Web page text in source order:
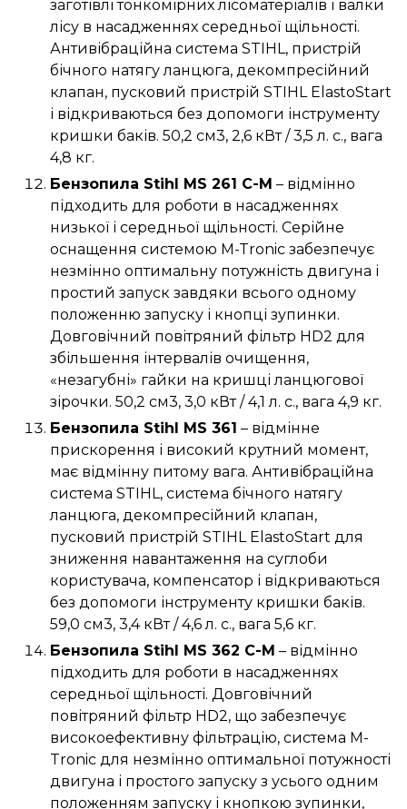
заготівлі тонкомірних лісоматеріалів і валки
лісу в насадженнях середньої щільності.
Антивібраційна система STIHL, пристрій
бічного натягу ланцюга, декомпресійний
клапан, пусковий пристрій STIHL ElastoStart
і відкриваються без допомоги інструменту
кришки баків. 50,2 см3, 2,6 кВт / 3,5 л. с., вага
4,8 кг.
Бензопила Stihl MS 261 C-M – відмінно
підходить для роботи в насадженнях
низької і середньої щільності. Серійне
оснащення системою M-Tronic забезпечує
незмінно оптимальну потужність двигуна і
простий запуск завдяки всього одному
положенню запуску і кнопці зупинки.
Довговічний повітряний фільтр HD2 для
збільшення інтервалів очищення,
«незагубні» гайки на кришці ланцюгової
зірочки. 50,2 см3, 3,0 кВт / 4,1 л. с., вага 4,9 кг.
Бензопила Stihl MS 361 – відмінне
прискорення і високий крутний момент,
має відмінну питому вага. Антивібраційна
система STIHL, система бічного натягу
ланцюга, декомпресійний клапан,
пусковий пристрій STIHL ElastoStart для
зниження навантаження на суглоби
користувача, компенсатор і відкриваються
без допомоги інструменту кришки баків.
59,0 см3, 3,4 кВт / 4,6 л. с., вага 5,6 кг.
Бензопила Stihl MS 362 C-M – відмінно
підходить для роботи в насадженнях
середньої щільності. Довговічний
повітряний фільтр HD2, що забезпечує
високоефективну фільтрацію, система M-
Tronic для незмінно оптимальної потужності
двигуна і простого запуску з усього одним
положенням запуску і кнопкою зупинки,